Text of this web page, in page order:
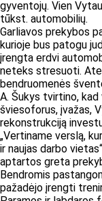
gyventojų. Vien
tūkst. automobilių.
Garliavos prekybos
kurioje bus patogu
įrengta erdvi
neteks stresuoti.
bendruomenės
A. Šukys tvirtino,
šviesoforus, įvažas,
rekonstrukciją
„Vertiname verslą,
ir naujas darbo
aptartos greta
Bendromis
pažadėjo įrengti